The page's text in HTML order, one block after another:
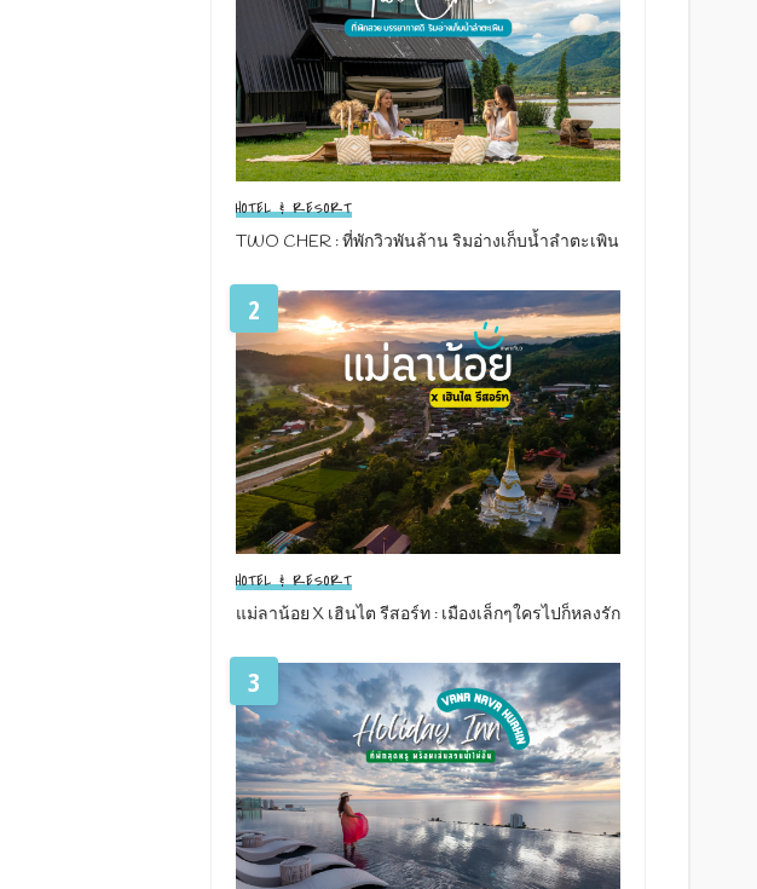
HOTEL & RESORT
TWO CHER : ที่พักวิวพันล้าน ริมอ่างเก็บน้ำลำตะเพิน
2
HOTEL & RESORT
แม่ลาน้อย X เฮินไต รีสอร์ท : เมืองเล็กๆใครไปก็หลงรัก
3